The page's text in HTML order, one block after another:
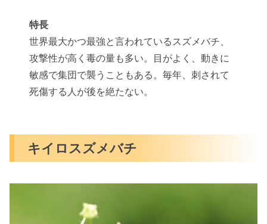
特長
世界最大かつ最強と言われているスズメバチ、
攻撃性が高く毒の量も多い。目がよく、動きに
敏感で集団で襲うこともある。毎年、刺されて
死傷する人が後を絶たない。
キイロスズメバチ